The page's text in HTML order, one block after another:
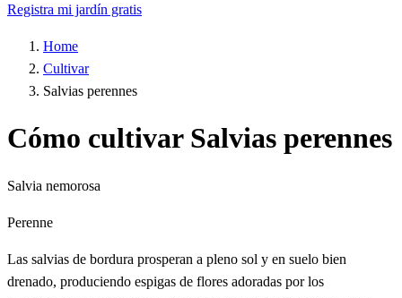
Registra mi jardín gratis
Home
Cultivar
Salvias perennes
Cómo cultivar Salvias perennes
Salvia nemorosa
Perenne
Las salvias de bordura prosperan a pleno sol y en suelo bien
drenado, produciendo espigas de flores adoradas por los